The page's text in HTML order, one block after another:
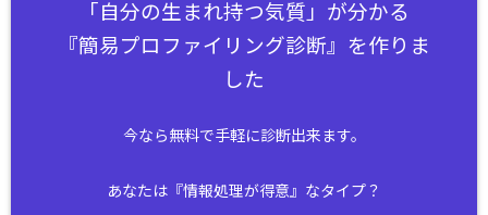
「自分の生まれ持つ気質」が分かる
『簡易プロファイリング診断』を作りま
した
今なら無料で手軽に診断出来ます。
あなたは『情報処理が得意』なタイプ？